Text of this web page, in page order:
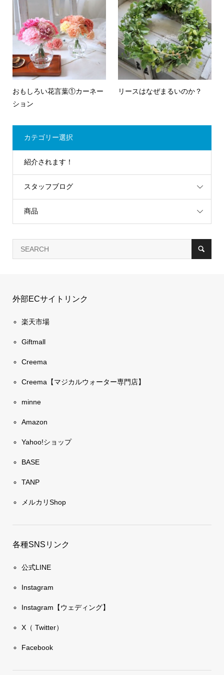
おもしろい花言葉①カーネー
ション
リースはなぜまるいのか？
カテゴリー選択
紹介されます！
スタッフブログ
商品
外部ECサイトリンク
楽天市場
Giftmall
Creema
Creema【マジカルウォーター専門店】
minne
Amazon
Yahoo!ショップ
BASE
TANP
メルカリShop
各種SNSリンク
公式LINE
Instagram
Instagram【ウェディング】
X（ Twitter）
Facebook